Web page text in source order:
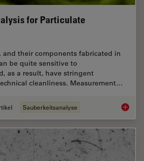
for Particulate
and their components fabricated in
be quite sensitive to
as a result, have stringent
cleanliness. Measurement…
Sauberkeitsanalyse